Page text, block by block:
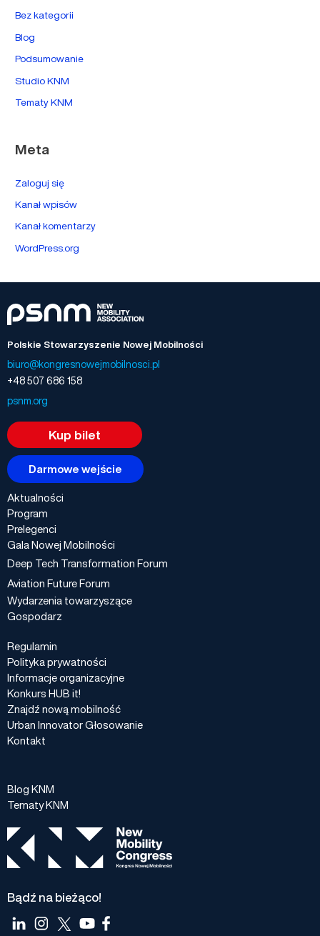
Bez kategorii
Blog
Podsumowanie
Studio KNM
Tematy KNM
Meta
Zaloguj się
Kanał wpisów
Kanał komentarzy
WordPress.org
Polskie Stowarzyszenie Nowej Mobilności
biuro@kongresnowejmobilnosci.pl
+48 507 686 158
psnm.org
Kup bilet
Darmowe wejście
Aktualności
Program
Prelegenci
Gala Nowej Mobilności
Deep Tech Transformation Forum
Aviation Future Forum
Wydarzenia towarzyszące
Gospodarz
Regulamin
Polityka prywatności
Informacje organizacyjne
Konkurs HUB it!
Znajdź nową mobilność
Urban Innovator Głosowanie
Kontakt
Blog KNM
Tematy KNM
Bądź na bieżąco!